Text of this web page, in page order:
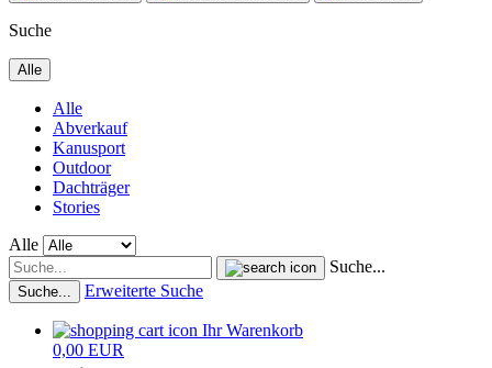
Suche
Alle
Alle
Abverkauf
Kanusport
Outdoor
Dachträger
Stories
Alle
Suche...
Suche... Erweiterte Suche
Ihr Warenkorb
0,00 EUR